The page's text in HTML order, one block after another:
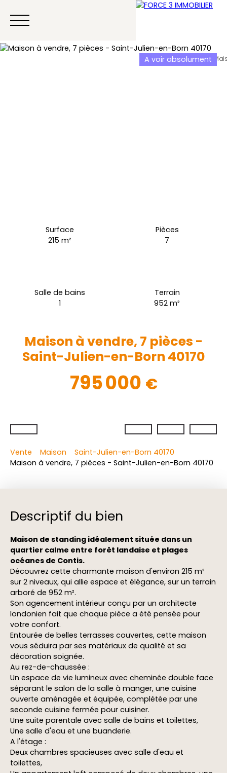
A voir absolument
Surface
215m²
Pièces
7
Salle de bains
1
Terrain
952m²
Maison à vendre, 7 pièces -
Saint-Julien-en-Born 40170
795 000 €
Vente Maison
Saint-Julien-en-Born 40170
Maison à vendre, 7 pièces - Saint-Julien-en-Born 40170
Descriptif du bien
Maison de standing idéalement située dans un
quartier calme entre forêt landaise et plages
océanes de Contis.
Découvrez cette charmante maison d'environ 215 m²
sur 2 niveaux, qui allie espace et élégance, sur un terrain
arboré de 952 m².
Son agencement intérieur conçu par un architecte
londonien fait que chaque pièce a été pensée pour
votre confort.
Entourée de belles terrasses couvertes, cette maison
vous séduira par ses matériaux de qualité et sa
décoration soignée.
Au rez-de-chaussée :
Un espace de vie lumineux avec cheminée double face
séparant le salon de la salle à manger, une cuisine
ouverte aménagée et équipée, complétée par une
seconde cuisine fermée pour cuisiner.
Une suite parentale avec salle de bains et toilettes,
Une salle d'eau et une buanderie.
A l'étage :
Deux chambres spacieuses avec salle d'eau et
toilettes,